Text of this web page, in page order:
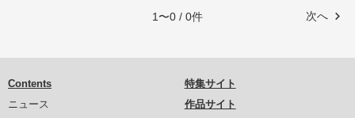
次へ
1〜0 / 0件
Contents
ニュース
特集サイト
作品サイト